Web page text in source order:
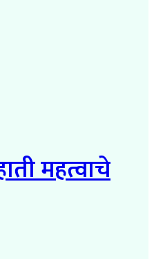
महत्वाचे